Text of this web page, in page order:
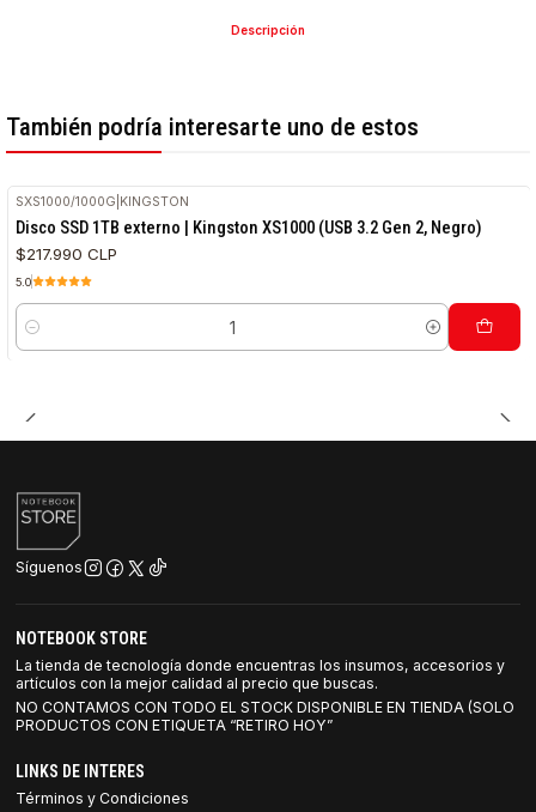
Descripción
También podría interesarte uno de estos
SXS1000/1000G KINGSTON
Disco SSD 1TB externo | Kingston XS1000 (USB 3.2 Gen 2, Negro)
$217.990 CLP
5.0
Cantidad
Síguenos
NOTEBOOK STORE
La tienda de tecnología donde encuentras los insumos, accesorios y
artículos con la mejor calidad al precio que buscas.
NO CONTAMOS CON TODO EL STOCK DISPONIBLE EN TIENDA (SOLO
PRODUCTOS CON ETIQUETA “RETIRO HOY”
LINKS DE INTERES
Términos y Condiciones